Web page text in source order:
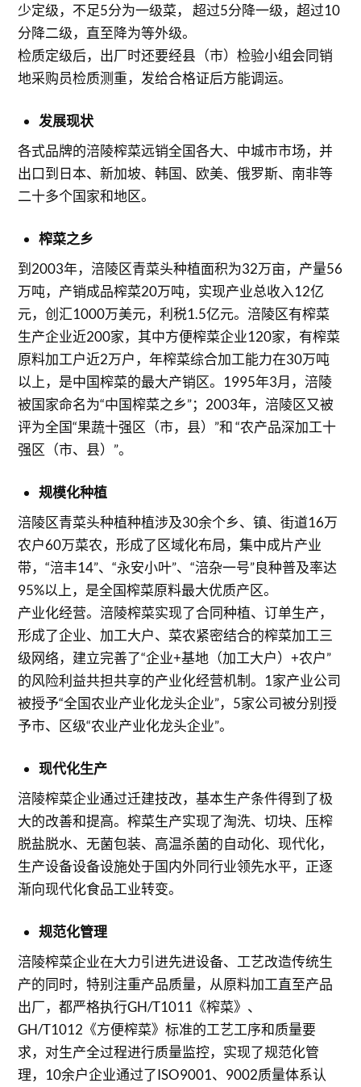
少定级，不足5分为一级菜， 超过5分降一级，超过10
分降二级，直至降为等外级。
检质定级后，出厂时还要经县（市）检验小组会同销
地采购员检质测重，发给合格证后方能调运。
发展现状
各式品牌的涪陵榨菜远销全国各大、中城市市场，并
出口到日本、新加坡、韩国、欧美、俄罗斯、南非等
二十多个国家和地区。
榨菜之乡
到2003年，涪陵区青菜头种植面积为32万亩，产量56
万吨，产销成品榨菜20万吨，实现产业总收入12亿
元，创汇1000万美元，利税1.5亿元。涪陵区有榨菜
生产企业近200家，其中方便榨菜企业120家，有榨菜
原料加工户近2万户，年榨菜综合加工能力在30万吨
以上，是中国榨菜的最大产销区。1995年3月，涪陵
被国家命名为“中国榨菜之乡”；2003年，涪陵区又被
评为全国“果蔬十强区（市，县）”和 “农产品深加工十
强区（市、县）”。
规模化种植
涪陵区青菜头种植种植涉及30余个乡、镇、街道16万
农户60万菜农，形成了区域化布局，集中成片产业
带，“涪丰14”、“永安小叶”、“涪杂一号”良种普及率达
95%以上，是全国榨菜原料最大优质产区。
产业化经营。涪陵榨菜实现了合同种植、订单生产，
形成了企业、加工大户、菜农紧密结合的榨菜加工三
级网络，建立完善了“企业+基地（加工大户）+农户”
的风险利益共担共享的产业化经营机制。1家产业公司
被授予“全国农业产业化龙头企业”，5家公司被分别授
予市、区级“农业产业化龙头企业”。
现代化生产
涪陵榨菜企业通过迁建技改，基本生产条件得到了极
大的改善和提高。榨菜生产实现了淘洗、切块、压榨
脱盐脱水、无菌包装、高温杀菌的自动化、现代化，
生产设备设备设施处于国内外同行业领先水平，正逐
渐向现代化食品工业转变。
规范化管理
涪陵榨菜企业在大力引进先进设备、工艺改造传统生
产的同时，特别注重产品质量，从原料加工直至产品
出厂，都严格执行GH/T1011《榨菜》、
GH/T1012《方便榨菜》标准的工艺工序和质量要
求，对生产全过程进行质量监控，实现了规范化管
理，10余户企业通过了ISO9001、9002质量体系认